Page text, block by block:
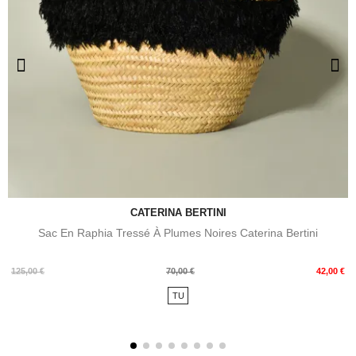
CATERINA BERTINI
Sac En Raphia Tressé À Plumes Noires Caterina Bertini
125,00 €
Prix
70,00 € 42,00 €
Prix
TU